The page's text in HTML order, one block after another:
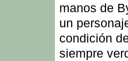
manos de
un
condición
siempre